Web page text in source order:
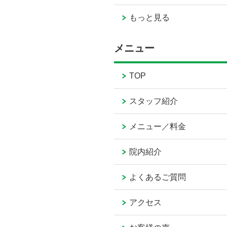
もっと見る
メニュー
TOP
スタッフ紹介
メニュー／料金
院内紹介
よくあるご質問
アクセス